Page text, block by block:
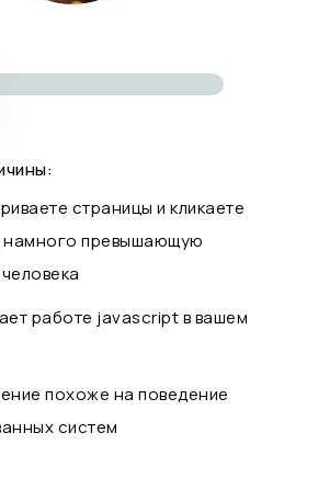
страницы и кликаете
превышающую
работе javascript в вашем
похоже на поведение
систем